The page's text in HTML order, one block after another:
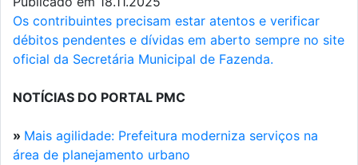
Os contribuintes precisam estar atentos e verificar
débitos pendentes e dívidas em aberto sempre no site
oficial da Secretária Municipal de Fazenda.
NOTÍCIAS DO PORTAL PMC
» Mais agilidade: Prefeitura moderniza serviços na
área de planejamento urbano